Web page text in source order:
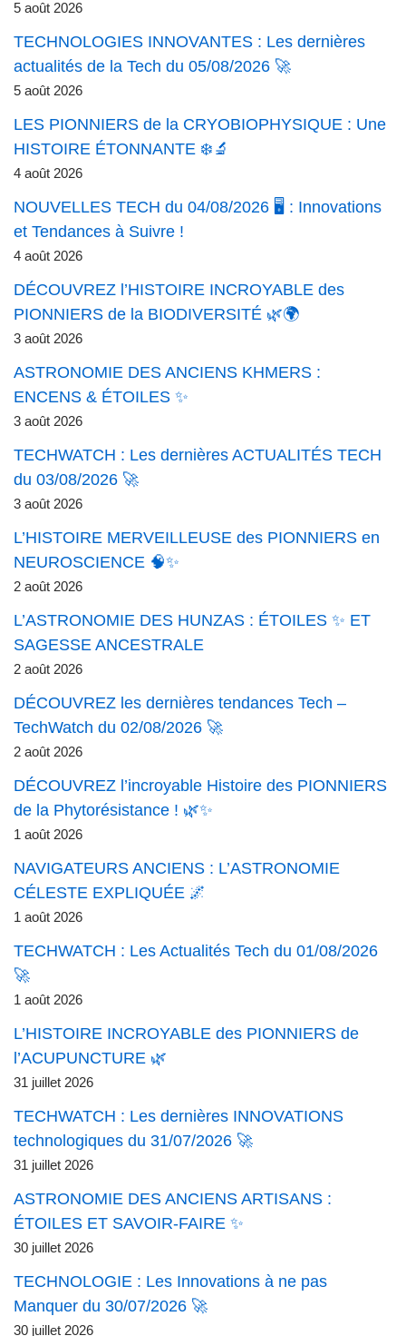
5 août 2026
TECHNOLOGIES INNOVANTES : Les dernières
actualités de la Tech du 05/08/2026 🚀
5 août 2026
LES PIONNIERS de la CRYOBIOPHYSIQUE : Une
HISTOIRE ÉTONNANTE ❄️🔬
4 août 2026
NOUVELLES TECH du 04/08/2026 🖥️ : Innovations
et Tendances à Suivre !
4 août 2026
DÉCOUVREZ l’HISTOIRE INCROYABLE des
PIONNIERS de la BIODIVERSITÉ 🌿🌍
3 août 2026
ASTRONOMIE DES ANCIENS KHMERS :
ENCENS & ÉTOILES ✨
3 août 2026
TECHWATCH : Les dernières ACTUALITÉS TECH
du 03/08/2026 🚀
3 août 2026
L’HISTOIRE MERVEILLEUSE des PIONNIERS en
NEUROSCIENCE 🧠✨
2 août 2026
L’ASTRONOMIE DES HUNZAS : ÉTOILES ✨ ET
SAGESSE ANCESTRALE
2 août 2026
DÉCOUVREZ les dernières tendances Tech –
TechWatch du 02/08/2026 🚀
2 août 2026
DÉCOUVREZ l’incroyable Histoire des PIONNIERS
de la Phytorésistance ! 🌿✨
1 août 2026
NAVIGATEURS ANCIENS : L’ASTRONOMIE
CÉLESTE EXPLIQUÉE 🌌
1 août 2026
TECHWATCH : Les Actualités Tech du 01/08/2026
🚀
1 août 2026
L’HISTOIRE INCROYABLE des PIONNIERS de
l’ACUPUNCTURE 🌿
31 juillet 2026
TECHWATCH : Les dernières INNOVATIONS
technologiques du 31/07/2026 🚀
31 juillet 2026
ASTRONOMIE DES ANCIENS ARTISANS :
ÉTOILES ET SAVOIR-FAIRE ✨
30 juillet 2026
TECHNOLOGIE : Les Innovations à ne pas
Manquer du 30/07/2026 🚀
30 juillet 2026